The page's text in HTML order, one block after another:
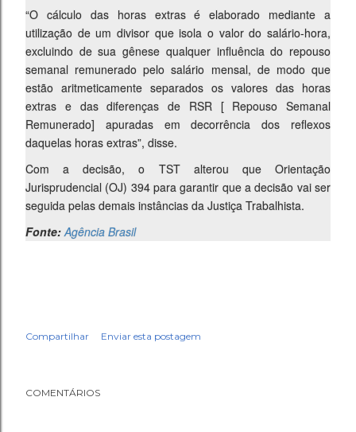
“O cálculo das horas extras é elaborado mediante a
utilização de um divisor que isola o valor do salário-hora,
excluindo de sua gênese qualquer influência do repouso
semanal remunerado pelo salário mensal, de modo que
estão aritmeticamente separados os valores das horas
extras e das diferenças de RSR [ Repouso Semanal
Remunerado] apuradas em decorrência dos reflexos
daquelas horas extras”, disse.
Com a decisão, o TST alterou que Orientação
Jurisprudencial (OJ) 394 para garantir que a decisão vai ser
seguida pelas demais instâncias da Justiça Trabalhista.
Fonte: Agência Brasil
Compartilhar Enviar esta postagem
COMENTÁRIOS